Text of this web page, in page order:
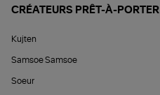
CRÉATEURS PRÊT-À-PORTER
Kujten
Samsoe Samsoe
Soeur